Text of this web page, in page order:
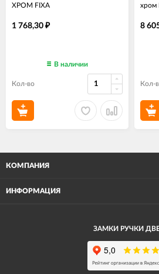
ХРОМ FIXA
1 768,30 ₽
В наличии
Кол-во
хром
8
Кол-
КОМПАНИЯ
ИНФОРМАЦИЯ
ЗАМКИ РУЧКИ